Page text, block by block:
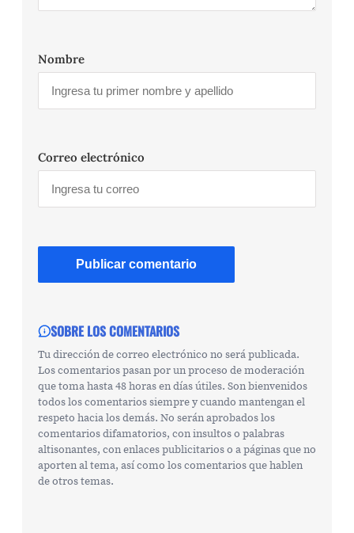
Nombre
Correo electrónico
SOBRE LOS COMENTARIOS
Tu dirección de correo electrónico no será publicada.
Los comentarios pasan por un proceso de moderación
que toma hasta 48 horas en días útiles. Son bienvenidos
todos los comentarios siempre y cuando mantengan el
respeto hacia los demás. No serán aprobados los
comentarios difamatorios, con insultos o palabras
altisonantes, con enlaces publicitarios o a páginas que no
aporten al tema, así como los comentarios que hablen
de otros temas.